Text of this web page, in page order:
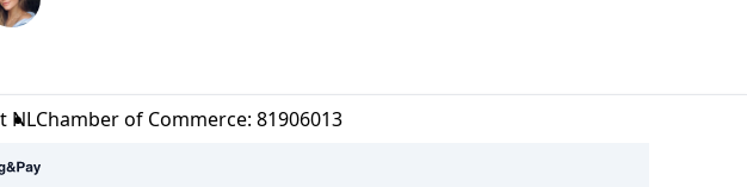
NLChamber of Commerce: 81906013